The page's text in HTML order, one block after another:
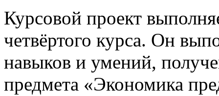
Курсовой проект
четвёртого курса. Он
навыков и умений,
предмета «Экономика